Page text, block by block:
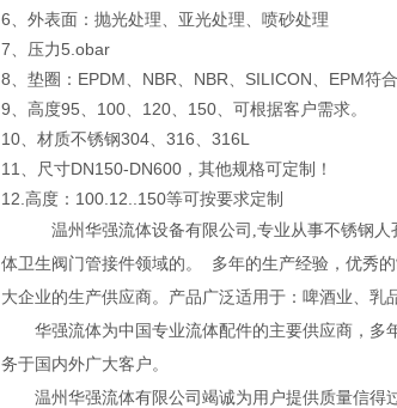
6、外表面：抛光处理、亚光处理、喷砂处理
7、压力5.obar
8、垫圈：EPDM、NBR、NBR、SILICON、EPM符
9、高度95、100、120、150、可根据客户需求。
10、材质不锈钢304、316、316L
11、尺寸DN150-DN600，其他规格可定制！
12.高度：100.12..150等可按要求定制
温州华强流体设备有限公司 ,专业从事不锈钢
体卫生阀门管接件领域的。 多年的生产经验，优秀
大企业的生产供应商。产品广泛适用于：啤酒业、乳
华强流体为中国专业流体配件的主要供应商，多
务于国内外广大客户。
温州华强流体有限公司竭诚为用户提供质量信得